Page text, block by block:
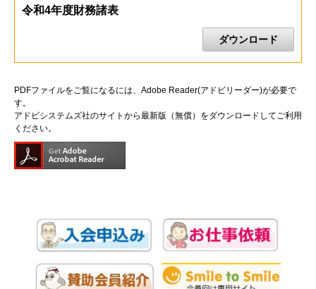
令和4年度財務諸表
ダウンロード
PDFファイルをご覧になるには、Adobe Reader(アドビリーダー)が必要で
す。
アドビシステムズ社のサイトから最新版（無償）をダウンロードしてご利用
ください。